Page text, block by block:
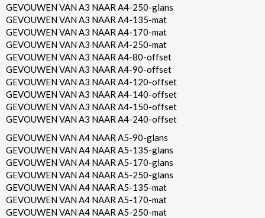
GEVOUWEN VAN A3 NAAR A4-250-glans
GEVOUWEN VAN A3 NAAR A4-135-mat
GEVOUWEN VAN A3 NAAR A4-170-mat
GEVOUWEN VAN A3 NAAR A4-250-mat
GEVOUWEN VAN A3 NAAR A4-80-offset
GEVOUWEN VAN A3 NAAR A4-90-offset
GEVOUWEN VAN A3 NAAR A4-120-offset
GEVOUWEN VAN A3 NAAR A4-140-offset
GEVOUWEN VAN A3 NAAR A4-150-offset
GEVOUWEN VAN A3 NAAR A4-240-offset
GEVOUWEN VAN A4 NAAR A5-90-glans
GEVOUWEN VAN A4 NAAR A5-135-glans
GEVOUWEN VAN A4 NAAR A5-170-glans
GEVOUWEN VAN A4 NAAR A5-250-glans
GEVOUWEN VAN A4 NAAR A5-135-mat
GEVOUWEN VAN A4 NAAR A5-170-mat
GEVOUWEN VAN A4 NAAR A5-250-mat